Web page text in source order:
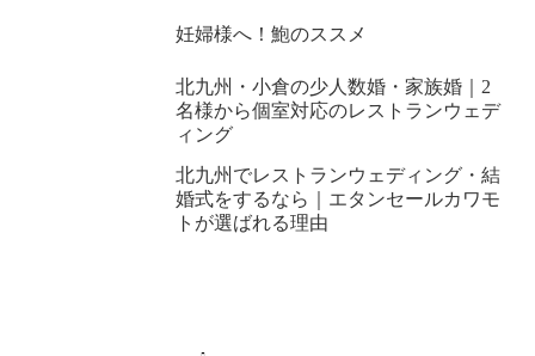
妊婦様へ！鮑のススメ
北九州・小倉の少人数婚・家族婚｜2
名様から個室対応のレストランウェデ
ィング
北九州でレストランウェディング・結
婚式をするなら｜エタンセールカワモ
トが選ばれる理由